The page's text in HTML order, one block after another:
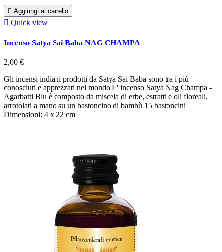
 Aggiungi al carrello
 Quick view
Incenso Satya Sai Baba NAG CHAMPA
2,00 €
Gli incensi indiani prodotti da Satya Sai Baba sono tra i più
conosciuti e apprezzati nel mondo L' incenso Satya Nag Champa -
Agarbatti Blu è composto da miscela di erbe, estratti e oli floreali,
arrotolati a mano su un bastoncino di bambù 15 bastoncini
Dimensioni: 4 x 22 cm